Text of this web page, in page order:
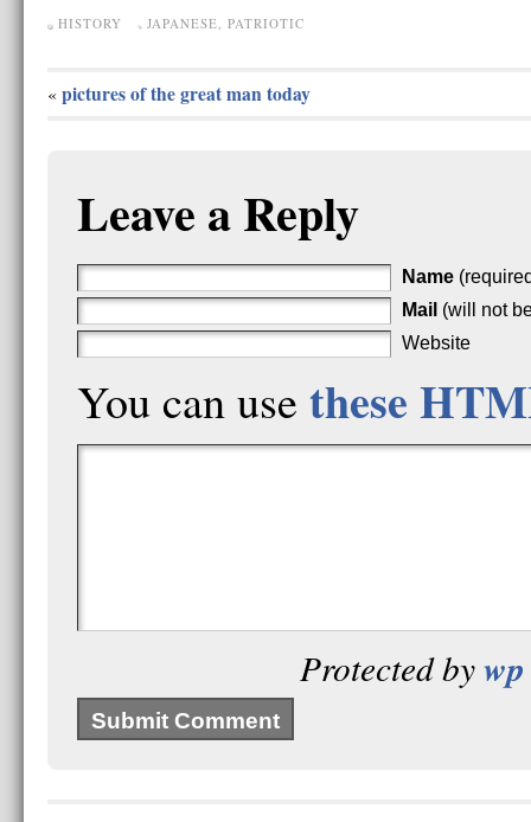
HISTORY JAPANESE PATRIOTIC
« pictures of the great man today
Leave a Reply
Name
Mail (will not
Website
You can use these
Protected by